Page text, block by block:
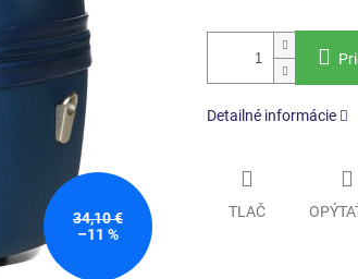
34,10 €
–11 %
Detailné informácie
TLAČ